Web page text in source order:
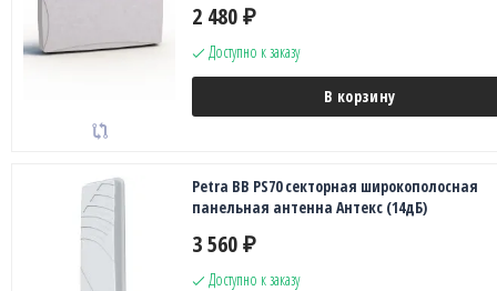
2 480 ₽
Доступно к заказу
В корзину
Petra BB PS70 секторная широкополосная
панельная антенна Антекс (14дБ)
3 560 ₽
Доступно к заказу